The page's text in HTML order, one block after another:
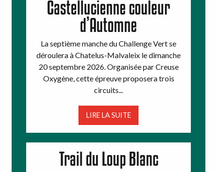
Castellucienne couleur
d’Automne
La septième manche du Challenge Vert se
déroulera à Chatelus-Malvaleix le dimanche
20 septembre 2026. Organisée par Creuse
Oxygène, cette épreuve proposera trois
circuits...
LIRE LA SUITE
Trail du Loup Blanc